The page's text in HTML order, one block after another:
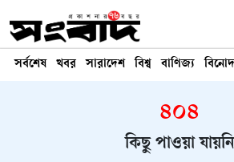
সর্বশেষ খবর সারাদেশ বিশ্ব বাণিজ্য
৪০৪
কিছু পাওয়া যায়নি